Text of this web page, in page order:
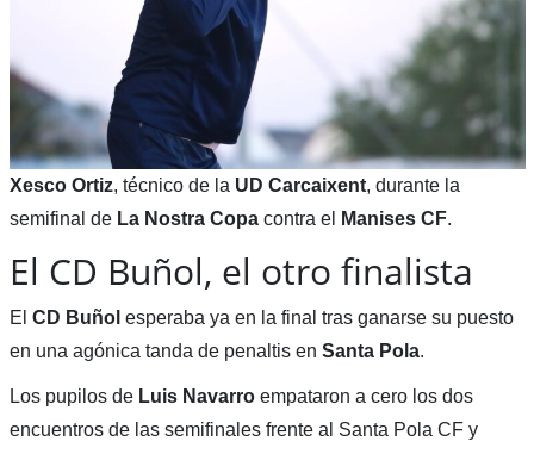
Xesco Ortiz, técnico de la UD Carcaixent, durante la
semifinal deLa Nostra Copa contra el Manises CF.
El CD Buñol, el otro finalista
El CD Buñol esperaba ya en la final tras ganarse su puesto
en una agónica tanda de penaltis en Santa Pola.
Los pupilos de Luis Navarro empataron a cero los dos
encuentros de las semifinales frente al Santa Pola CF y